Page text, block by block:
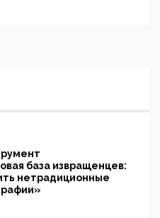
база извращенцев:
нетрадиционные